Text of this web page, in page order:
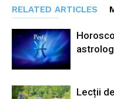
RELATED ARTICLES
Lecții